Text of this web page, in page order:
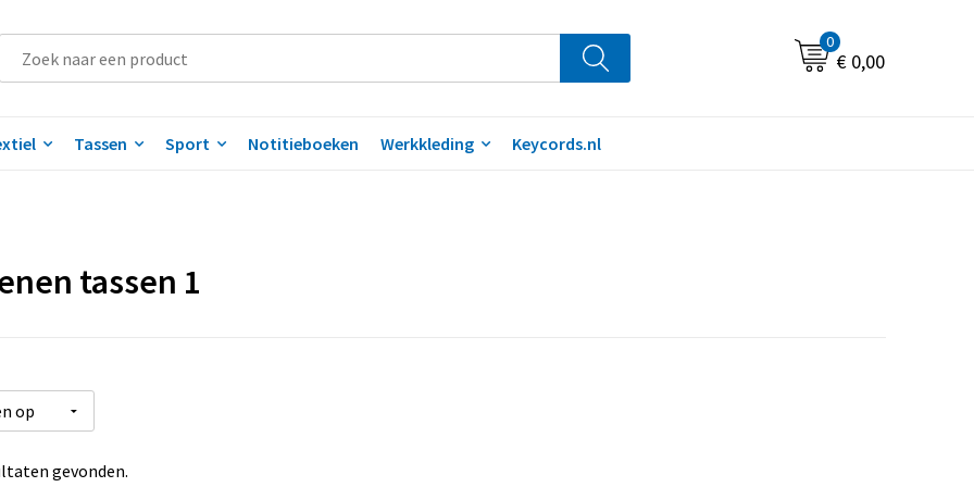
0
€ 0,00
Tassen Sport Notitieboeken Werkkleding Keycords.nl
tassen 1
gevonden.